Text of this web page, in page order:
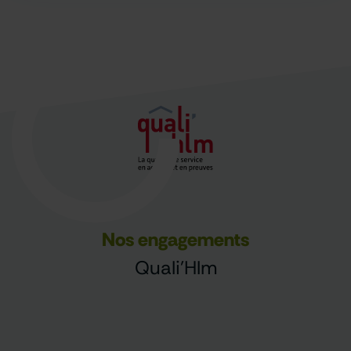
Nos engagements
Quali'Hlm